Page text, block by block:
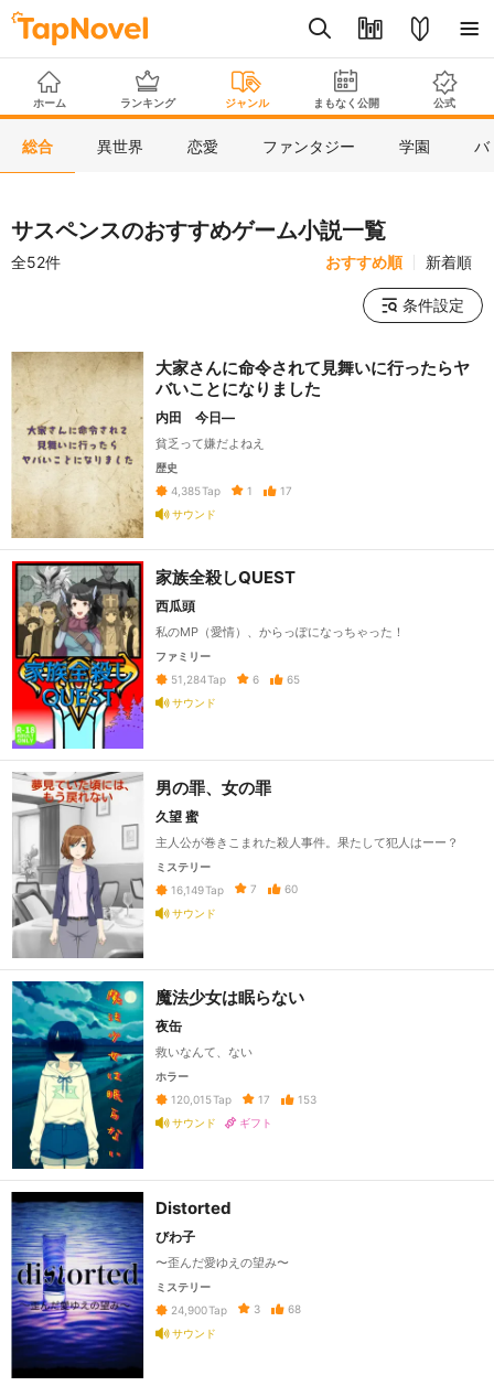
ホーム ランキング ジャンル まもなく公開 公式
総合 異世界 恋愛 ファンタジー 学園 バ
サスペンスのおすすめゲーム小説一覧
全52件 おすすめ順 新着順
条件設定
大家さんに命令されて見舞いに行ったらヤ
バいことになりました
内田 今日―
貧乏って嫌だよねえ
歴史
4,385Tap 1
17
サウンド
家族全殺しQUEST
西瓜頭
私のMP（愛情）、からっぽになっちゃった！
ファミリー
51,284Tap 6
65
サウンド
男の罪、女の罪
久望 蜜
主人公が巻きこまれた殺人事件。果たして犯人はーー？
ミステリー
16,149Tap 7
60
サウンド
魔法少女は眠らない
夜缶
救いなんて、ない
ホラー
120,015Tap 17
153
サウンド
ギフト
Distorted
びわ子
〜歪んだ愛ゆえの望み〜
ミステリー
24,900Tap 3
68
サウンド